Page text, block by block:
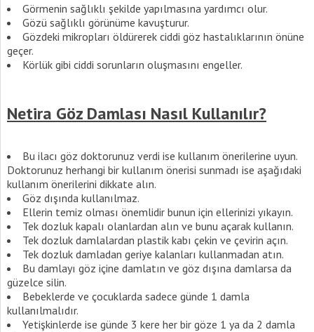
Görmenin sağlıklı şekilde yapılmasına yardımcı olur.
Gözü sağlıklı görünüme kavuşturur.
Gözdeki mikropları öldürerek ciddi göz hastalıklarının önüne
geçer.
Körlük gibi ciddi sorunların oluşmasını engeller.
Netira Göz Damlası Nasıl Kullanılır?
Bu ilacı göz doktorunuz verdi ise kullanım önerilerine uyun.
Doktorunuz herhangi bir kullanım önerisi sunmadı ise aşağıdaki
kullanım önerilerini dikkate alın.
Göz dışında kullanılmaz.
Ellerin temiz olması önemlidir bunun için ellerinizi yıkayın.
Tek dozluk kapalı olanlardan alın ve bunu açarak kullanın.
Tek dozluk damlalardan plastik kabı çekin ve çevirin açın.
Tek dozluk damladan geriye kalanları kullanmadan atın.
Bu damlayı göz içine damlatın ve göz dışına damlarsa da
güzelce silin.
Bebeklerde ve çocuklarda sadece günde 1 damla
kullanılmalıdır.
Yetişkinlerde ise günde 3 kere her bir göze 1 ya da 2 damla